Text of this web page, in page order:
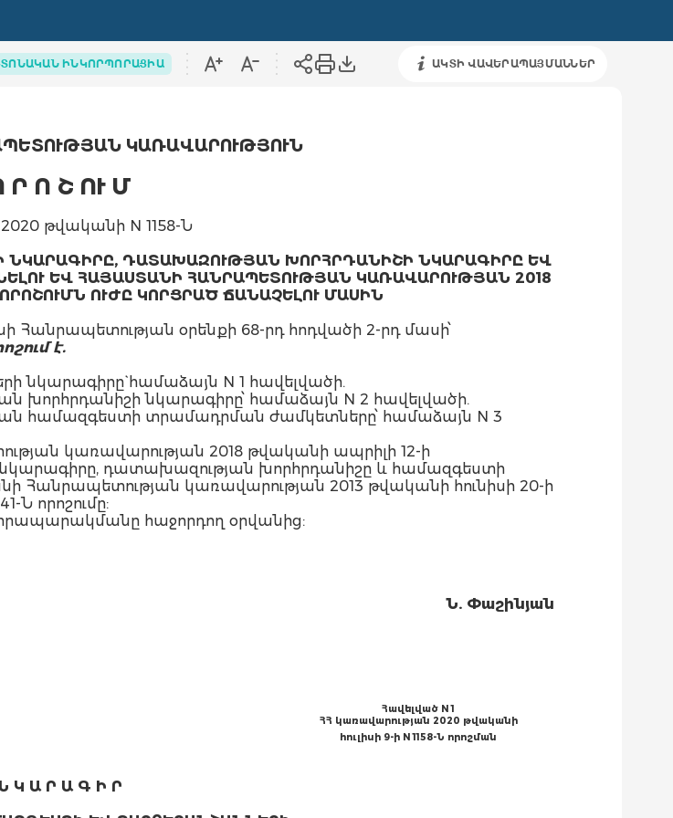
ԻՆԿՈՐՊՈՐԱՑԻԱ ԱԿՏԻ ՎԱՎԵՐԱՊԱՅՄԱՆՆԵՐ
ԿԱՌԱՎԱՐՈՒԹՅՈՒՆ
Ր Ո Շ ՈՒ Մ
2020 թվականի N 1158-Ն
ԴԱՏԱԽԱԶՈՒԹՅԱՆ ԽՈՐՀՐԴԱՆԻՇԻ ՆԿԱՐԱԳԻՐԸ ԵՎ
ԵՎ ՀԱՅԱՍՏԱՆԻ ՀԱՆՐԱՊԵՏՈՒԹՅԱՆ ԿԱՌԱՎԱՐՈՒԹՅԱՆ 2018
ՈՒԺԸ ԿՈՐՑՐԱԾ ՃԱՆԱՉԵԼՈՒ ՄԱՍԻՆ
օրենքի 68-րդ հոդվածի 2-րդ մասի՝
է.
նկարագիրը` համաձայն N 1 հավելվածի.
նկարագիրը՝ համաձայն N 2 հավելվածի.
համազգեստի տրամադրման ժամկետները՝ համաձայն N 3
կառավարության 2018 թվականի ապրիլի 12-ի
դատախազության խորհրդանիշը և համազգեստի
կառավարության 2013 թվականի հունիսի 20-ի
Ն որոշումը:
հրապարակմանը հաջորդող օրվանից:
Ն. Փաշինյան
Հավելված N 1
ՀՀ կառավարության 2020 թվականի
հուլիսի 9-ի N 1158-Ն որոշման
Կ Ա Ր Ա Գ Ի Ր